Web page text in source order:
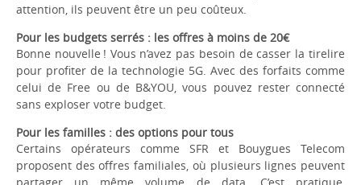
attention, ils peuvent être un peu coûteux.
Pour les budgets serrés : les offres à moins de 20€
Bonne nouvelle ! Vous n’avez pas besoin de casser la tirelire
pour profiter de la technologie 5G. Avec des forfaits comme
celui de Free ou de B&YOU, vous pouvez rester connecté
sans exploser votre budget.
Pour les familles : des options pour tous
Certains opérateurs comme SFR et Bouygues Telecom
proposent des offres familiales, où plusieurs lignes peuvent